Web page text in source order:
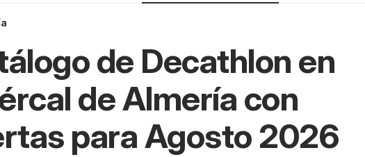
de Decathlon en
de Almería con
para Agosto 2026
y deporte Huércal de Almería Decathlon Huércal de Almería